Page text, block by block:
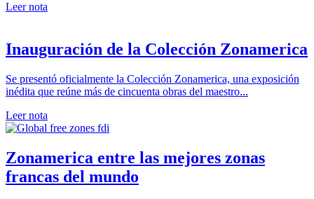
Leer nota
Inauguración de la Colección Zonamerica
Se presentó oficialmente la Colección Zonamerica, una exposición
inédita que reúne más de cincuenta obras del maestro...
Leer nota
Zonamerica entre las mejores zonas
francas del mundo